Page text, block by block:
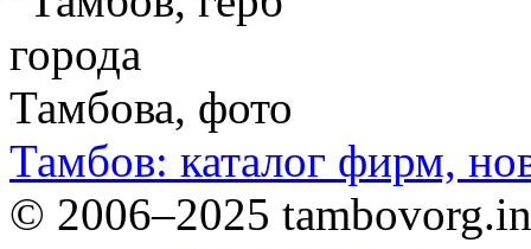
Тамбов: каталог фирм,
© 2006–2025